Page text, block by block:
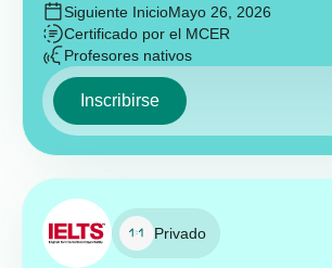
Siguiente InicioMayo 26, 2026
Certificado por el MCER
Profesores nativos
Inscribirse
Privado